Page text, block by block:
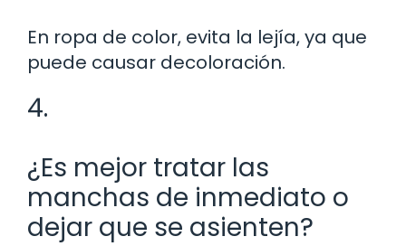
En ropa de color, evita la lejía, ya que
puede causar decoloración.
4.
¿Es mejor tratar las
manchas de inmediato o
dejar que se asienten?